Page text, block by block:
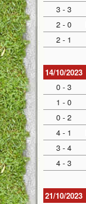
3 - 3
2 - 0
2 - 1
14/10/2023
0 - 3
1 - 0
0 - 2
4 - 1
3 - 4
4 - 3
21/10/2023